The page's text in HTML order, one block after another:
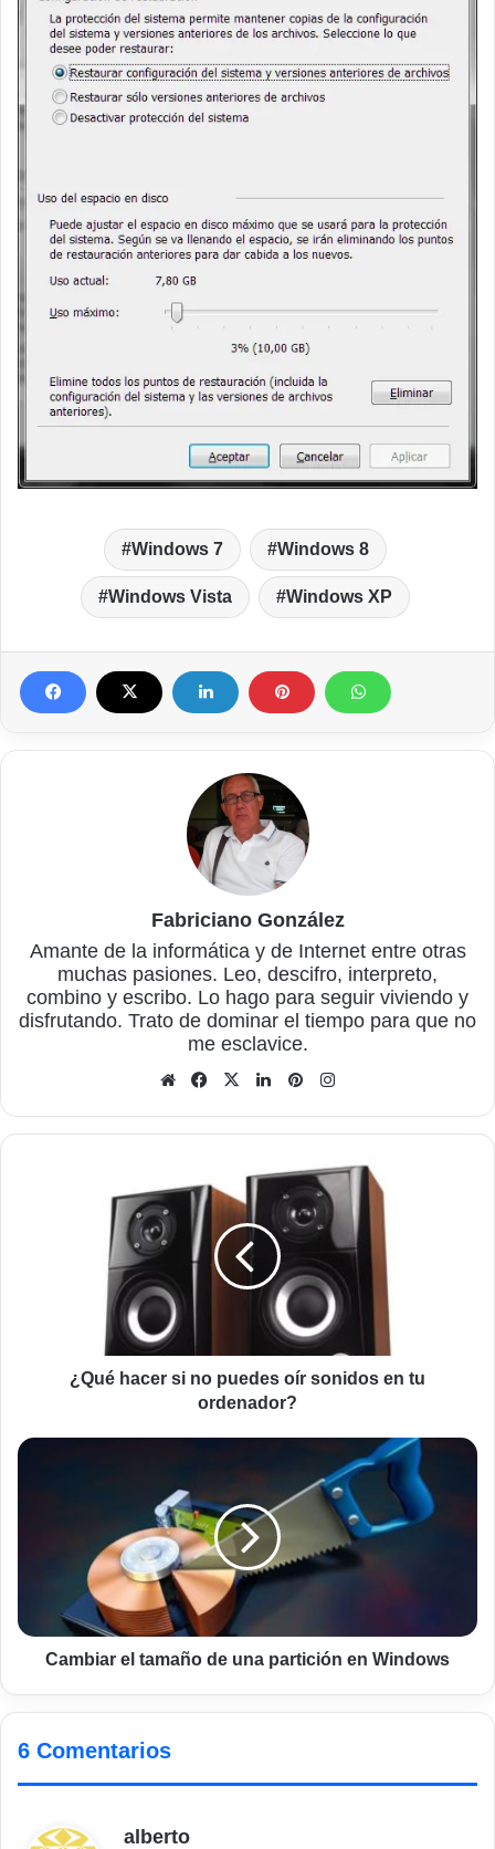
Windows 7 Windows 8
Windows Vista Windows XP
Fabriciano González
Amante de la informática y de Internet entre otras
muchas pasiones. Leo, descifro, interpreto,
combino y escribo. Lo hago para seguir viviendo y
disfrutando. Trato de dominar el tiempo para que no
me esclavice.
Sitio
Facebook
X LinkedInPinterest
ordenador?¿Qué hacer si no puedes oír sonidos en tu
ordenador?
Cambiar
partición
Windows
Cambiar el tamaño de una partición en Windows
6 Comentarios
alberto